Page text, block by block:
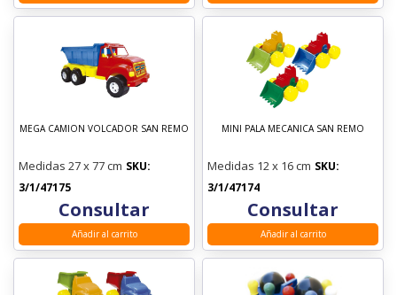
MEGA CAMION VOLCADOR SAN REMO
Medidas 27 x 77 cm SKU:
3/1/47175
Consultar
Añadir al carrito
MINI PALA MECANICA SAN REMO
Medidas 12 x 16 cm SKU:
3/1/47174
Consultar
Añadir al carrito